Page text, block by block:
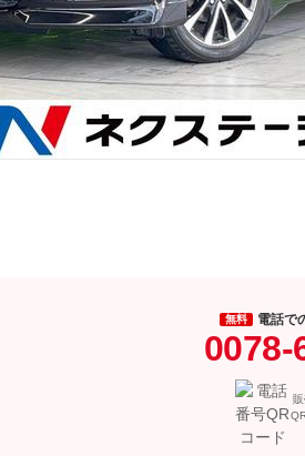
無料 電話で
0078-